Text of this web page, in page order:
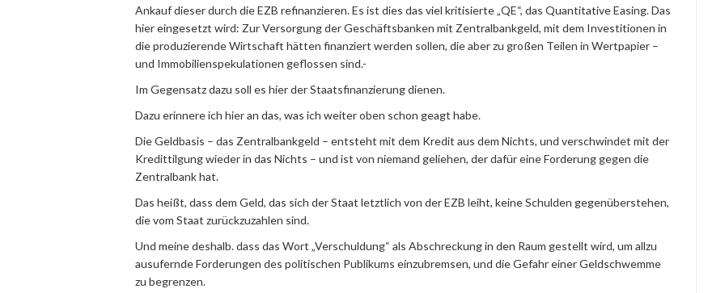
Ankauf dieser durch die EZB refinanzieren. Es ist dies das viel kritisierte „QE“, das Quantitative Easing. Das
hier eingesetzt wird: Zur Versorgung der Geschäftsbanken mit Zentralbankgeld, mit dem Investitionen in
die produzierende Wirtschaft hätten finanziert werden sollen, die aber zu großen Teilen in Wertpapier –
und Immobilienspekulationen geflossen sind.-
Im Gegensatz dazu soll es hier der Staatsfinanzierung dienen.
Dazu erinnere ich hier an das, was ich weiter oben schon geagt habe.
Die Geldbasis – das Zentralbankgeld – entsteht mit dem Kredit aus dem Nichts, und verschwindet mit der
Kredittilgung wieder in das Nichts – und ist von niemand geliehen, der dafür eine Forderung gegen die
Zentralbank hat.
Das heißt, dass dem Geld, das sich der Staat letztlich von der EZB leiht, keine Schulden gegenüberstehen,
die vom Staat zurückzuzahlen sind.
Und meine deshalb. dass das Wort „Verschuldung“ als Abschreckung in den Raum gestellt wird, um allzu
ausufernde Forderungen des politischen Publikums einzubremsen, und die Gefahr einer Geldschwemme
zu begrenzen.